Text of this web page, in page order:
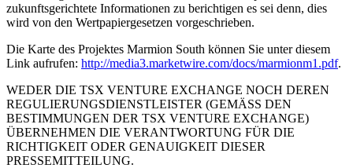
zukunftsgerichtete Informationen zu berichtigen es sei denn, dies
wird von den Wertpapiergesetzen vorgeschrieben.
Die Karte des Projektes Marmion South können Sie unter diesem
Link aufrufen: http://media3.marketwire.com/docs/marmionm1.pdf.
WEDER DIE TSX VENTURE EXCHANGE NOCH DEREN
REGULIERUNGSDIENSTLEISTER (GEMÄSS DEN
BESTIMMUNGEN DER TSX VENTURE EXCHANGE)
ÜBERNEHMEN DIE VERANTWORTUNG FÜR DIE
RICHTIGKEIT ODER GENAUIGKEIT DIESER
PRESSEMITTEILUNG.